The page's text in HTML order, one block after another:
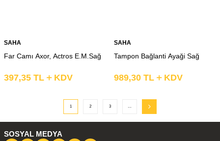
SAHA
Far Camı Axor, Actros E.M.Sağ
397,35 TL KDV
SAHA
Tampon Bağlanti Ayaği Sağ
989,30 TL KDV
1 2 3 …
SOSYAL MEDYA